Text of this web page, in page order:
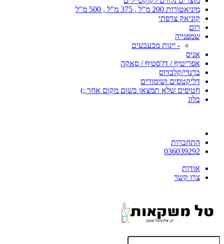
מיניאטורות 200 מ"ל , 375 מ"ל , 500 מ"ל
קוניאק צרפתי
רום
שמפנייה
- יינות מבעבעים
אניס
אפריטיף / דז'סטיף / סאקה
ברנדי/קלבדוס
דליקטסים ושימורים
חטיפים שלא תמצאו בשום מקום אחר ;)
בלוג
התחברות
036039292
אודות
צרו קשר